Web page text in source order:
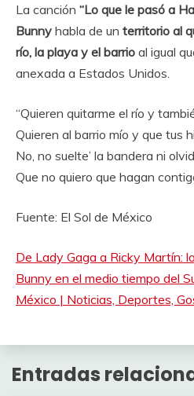
La canción “Lo que le pasó a
Bunny habla de un territorio al
río, la playa y el barrio al igual
anexada a Estados Unidos.
“Quieren quitarme el río y
Quieren al barrio mío y que tus
No, no suelte’ la bandera ni
Que no quiero que hagan
Fuente: El Sol de México
De Lady Gaga a Ricky Martín:
Bunny en el medio tiempo del
México | Noticias, Deportes,
Entradas